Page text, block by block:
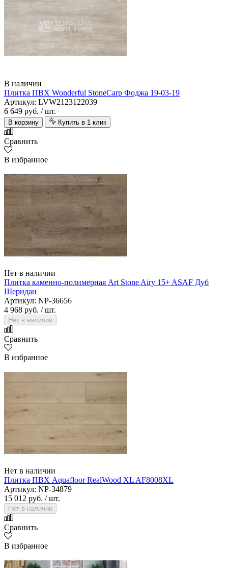
В наличии
Плитка ПВХ Wonderful StoneCarp Фоджа 19-03-19
Артикул: LVW2123122039
6 649 руб. / шт.
В корзину Купить в 1 клик
Сравнить
В избранное
Нет в наличии
Плитка каменно-полимерная Art Stone Airy 15+ ASAF Дуб
Шеридан
Артикул: NP-36656
4 968 руб. / шт.
Нет в наличии
Сравнить
В избранное
Нет в наличии
Плитка ПВХ Aquafloor RealWood XL AF8008XL
Артикул: NP-34879
15 012 руб. / шт.
Нет в наличии
Сравнить
В избранное